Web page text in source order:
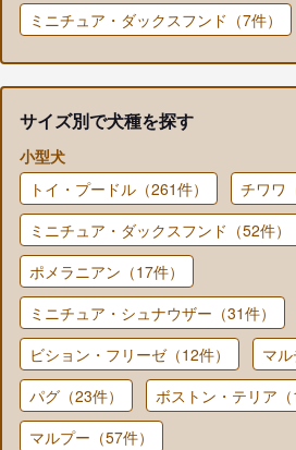
ミニチュア・ダックスフンド（7件）
サイズ別で犬種を探す
小型犬
トイ・プードル（261件）
チワワ
ミニチュア・ダックスフンド（52件）
ポメラニアン（17件）
ミニチュア・シュナウザー（31件）
ビション・フリーゼ（12件）
マル
パグ（23件）
ボストン・テリア（
マルプー（57件）